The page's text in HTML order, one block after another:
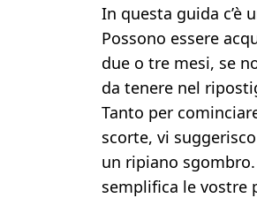
In questa guida
Possono essere
due o tre mesi, se
da tenere nel
Tanto per
scorte, vi
un ripiano
semplifica le vostre